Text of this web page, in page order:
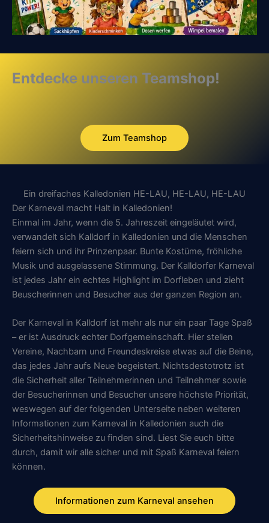
Entdecke unseren Teamshop!
Zum Teamshop
Ein dreifaches Kalledonien HE-LAU, HE-LAU, HE-LAU
Der Karneval macht Halt in Kalledonien!
Einmal im Jahr, wenn die 5. Jahreszeit eingeläutet wird,
verwandelt sich Kalldorf in Kalledonien und die Menschen
feiern sich und ihr Prinzenpaar. Bunte Kostüme, fröhliche
Musik und ausgelassene Stimmung. Der Kalldorfer Karneval
ist jedes Jahr ein echtes Highlight im Dorfleben und zieht
Beuscherinnen und Besucher aus der ganzen Region an.
Der Karneval in Kalldorf ist mehr als nur ein paar Tage Spaß
– er ist Ausdruck echter Dorfgemeinschaft. Hier stellen
Vereine, Nachbarn und Freundeskreise etwas auf die Beine,
das jedes Jahr aufs Neue begeistert. Nichtsdestotrotz ist
die Sicherheit aller Teilnehmerinnen und Teilnehmer sowie
der Besucherinnen und Besucher unsere höchste Priorität,
weswegen auf der folgenden Unterseite neben weiteren
Informationen zum Karneval in Kalledonien auch die
Sicherheitshinweise zu finden sind. Liest Sie euch bitte
durch, damit wir alle sicher und mit Spaß Karneval feiern
können.
Informationen zum Karneval ansehen